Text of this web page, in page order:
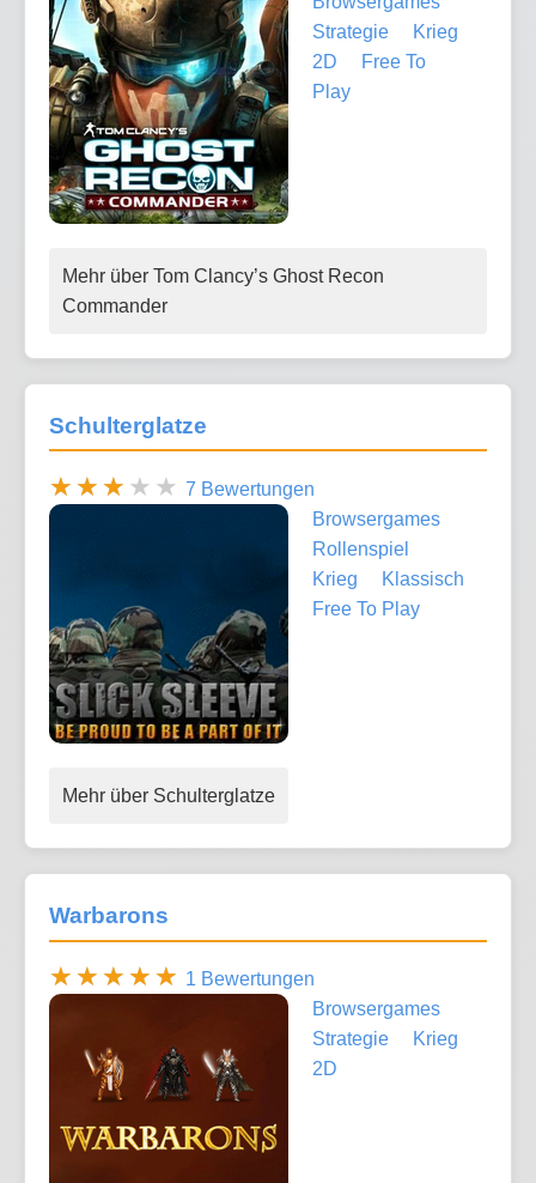
Strategie
Krieg
2D
Free To
Play
Mehr über Tom Clancy’s Ghost Recon
Commander
Schulterglatze
7 Bewertungen
Browsergames
Rollenspiel
Krieg
Klassisch
Free To Play
Mehr über Schulterglatze
Warbarons
1 Bewertungen
Browsergames
Strategie
Krieg
2D